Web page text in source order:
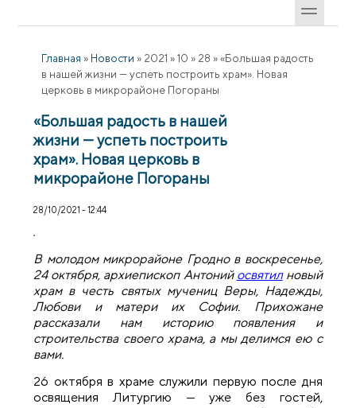
Главная » Новости » 2021 » 10 » 28 » «Большая радость
в нашей жизни — успеть построить храм». Новая
церковь в микрорайоне Погораны
«Большая радость в нашей
жизни — успеть построить
храм». Новая церковь в
микрорайоне Погораны
28/10/2021 - 12:44
В молодом микрорайоне Гродно в воскресенье,
24 октября, архиепископ Антоний освятилновый
храм в честь святых мучениц Веры, Надежды,
Любови и матери их Софии. Прихожане
рассказали нам историю появления и
строительства своего храма, а мы делимся ею с
вами.
26 октября в храме служили первую после дня
освящения Литургию — уже без гостей,